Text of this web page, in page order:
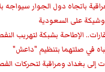
باتجاه دول الجوار سيواجه
على السعودية
الإطاحة بشبكة لتهريب
في صلتهما بتنظيم "داعش"
إلى بغداد ومراقبة لتحركات